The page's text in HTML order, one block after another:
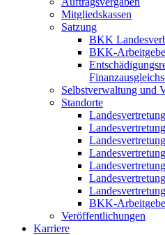
Mitgliedskassen
Satzung
BKK
BKK-
Selbstverwaltung und
Standorte
BKK-
Veröffentlichungen
Karriere